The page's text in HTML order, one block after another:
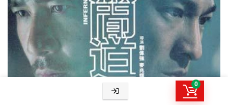
0